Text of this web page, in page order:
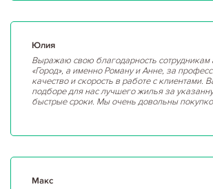
Юлия
Выражаю свою благодарность сотрудникам
«Город», а именно Роману и Анне, за
качество и скорость в работе с клиентами.
подборе для нас лучшего жилья за
быстрые сроки. Мы очень довольны
Макс